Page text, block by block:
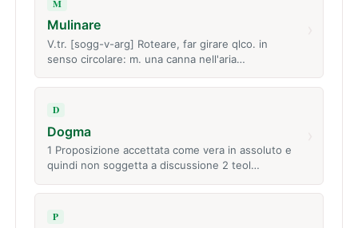
M
Mulinare
V.tr. [sogg-v-arg] Roteare, far girare qlco. in
senso circolare: m. una canna nell'aria…
D
Dogma
1 Proposizione accettata come vera in assoluto e
quindi non soggetta a discussione 2 teol…
P